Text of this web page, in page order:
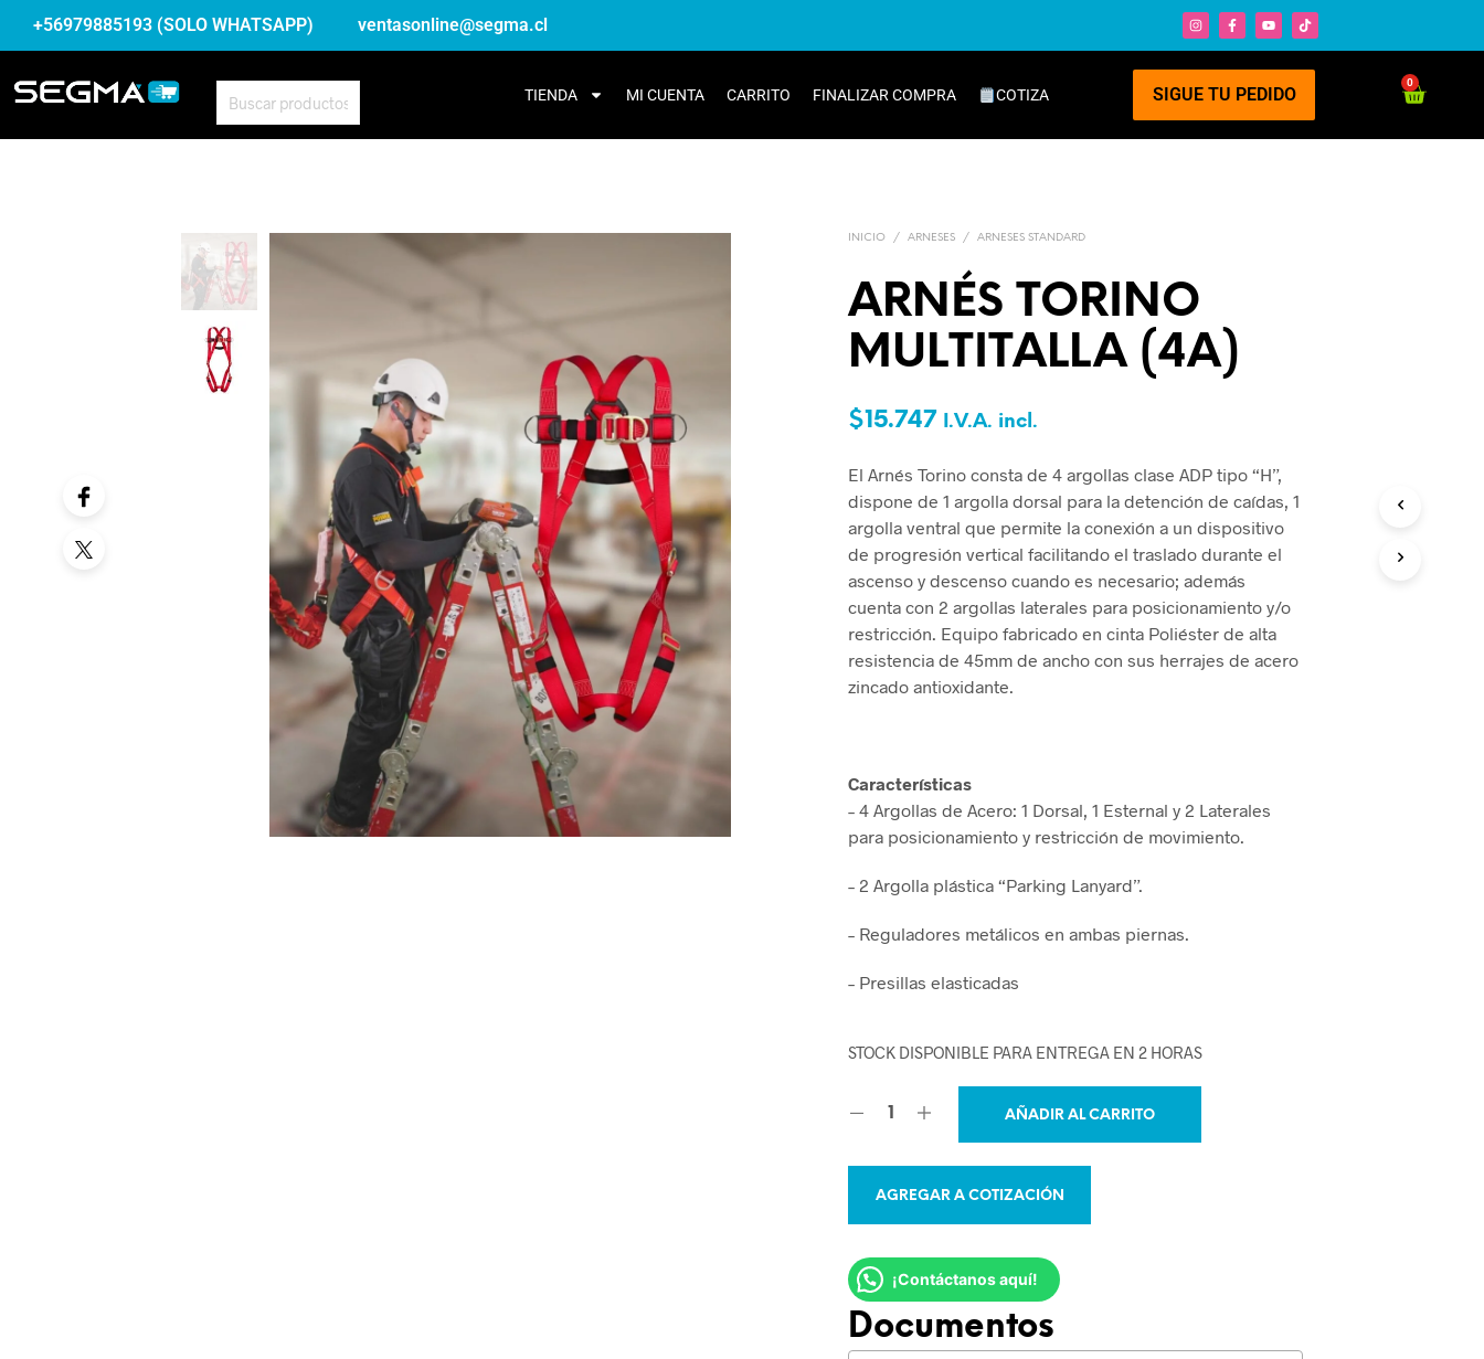
+56979885193 (SOLO WHATSAPP) ventasonline@segma.cl
TIENDA MI CUENTA CARRITO FINALIZAR COMPRA COTIZA SIGUE TU PEDIDO
0
INICIO / ARNESES / ARNESES STANDARD
ARNÉS TORINO
MULTITALLA (4A)
$15.747 I.V.A. incl.
El Arnés Torino consta de 4 argollas clase ADP tipo “H”,
dispone de 1 argolla dorsal para la detención de caídas, 1
argolla ventral que permite la conexión a un dispositivo
de progresión vertical facilitando el traslado durante el
ascenso y descenso cuando es necesario; además
cuenta con 2 argollas laterales para posicionamiento y/o
restricción. Equipo fabricado en cinta Poliéster de alta
resistencia de 45mm de ancho con sus herrajes de acero
zincado antioxidante.
Características
– 4 Argollas de Acero: 1 Dorsal, 1 Esternal y 2 Laterales
para posicionamiento y restricción de movimiento.
– 2 Argolla plástica “Parking Lanyard”.
– Reguladores metálicos en ambas piernas.
– Presillas elasticadas
STOCK DISPONIBLE PARA ENTREGA EN 2 HORAS
AÑADIR AL CARRITO
AGREGAR A COTIZACIÓN
¡Contáctanos aquí!
Documentos